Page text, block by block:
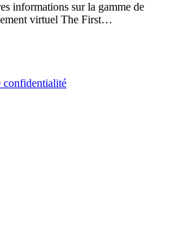
informations sur la gamme de
virtuel The First…
confidentialité